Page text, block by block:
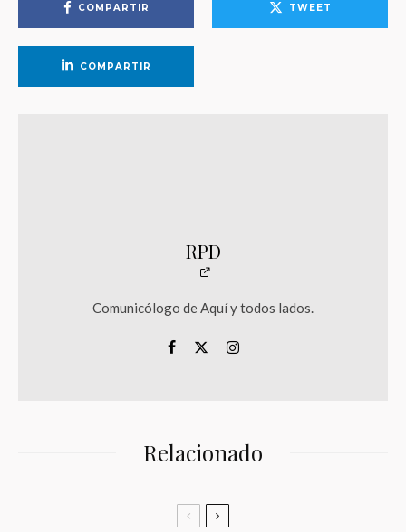
COMPARTIR TWEET
COMPARTIR
RPD
Comunicólogo de Aquí y todos lados.
Relacionado